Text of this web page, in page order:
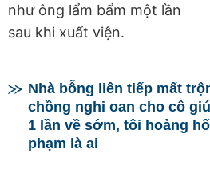
như ông lẩm bẩm một lần
sau khi xuất viện.
Nhà bỗng liên tiếp mất
chồng nghi oan cho cô
1 lần về sớm, tôi hoảng
phạm là ai